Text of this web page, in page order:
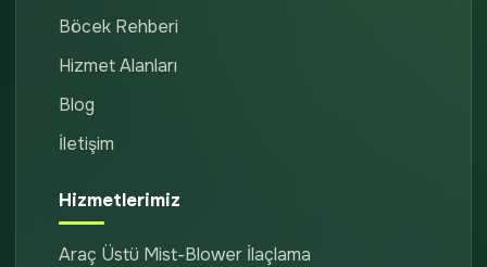
Böcek Rehberi
Hizmet Alanları
Blog
İletişim
Hizmetlerimiz
Araç Üstü Mist-Blower İlaçlama